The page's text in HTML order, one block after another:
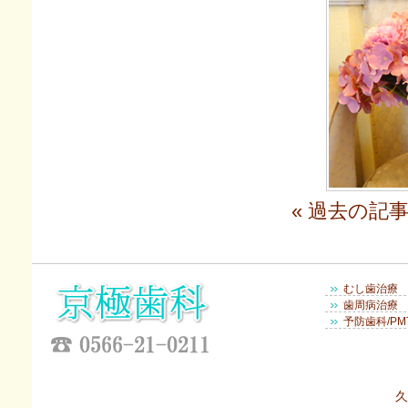
« 過去の
むし歯治療
歯周病治療
予防歯科/